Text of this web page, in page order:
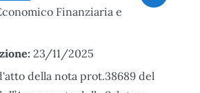
Finanziaria e
23/11/2025
della nota prot.38689 del